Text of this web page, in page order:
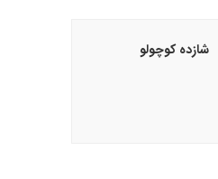
شازده کوچولو